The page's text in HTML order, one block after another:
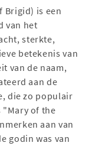
Brigid) is een
van het
sterkte,
betekenis van
van de naam,
aan de
die zo populair
"Mary of the
aan van
godin was van